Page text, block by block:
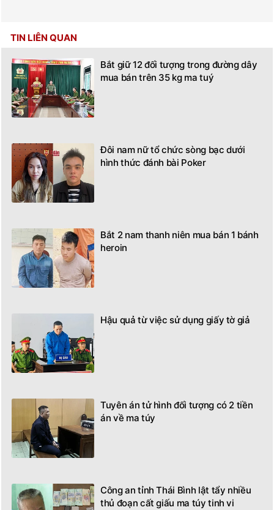
TIN LIÊN QUAN
Bắt giữ 12 đối tượng trong đường dây
mua bán trên 35 kg ma tuý
Đôi nam nữ tổ chức sòng bạc dưới
hình thức đánh bài Poker
Bắt 2 nam thanh niên mua bán 1 bánh
heroin
Hậu quả từ việc sử dụng giấy tờ giả
Tuyên án tử hình đối tượng có 2 tiền
án về ma túy
Công an tỉnh Thái Bình lật tẩy nhiều
thủ đoạn cất giấu ma túy tinh vi